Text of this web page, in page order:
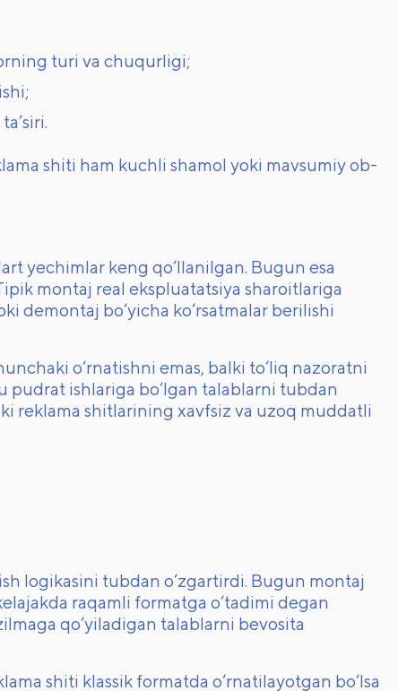
turi va chuqurligi;
shiti ham kuchli shamol yoki mavsumiy ob-
yechimlar keng qo‘llanilgan. Bugun esa
montaj real ekspluatatsiya sharoitlariga
demontaj bo‘yicha ko‘rsatmalar berilishi
o‘rnatishni emas, balki to‘liq nazoratni
ishlariga bo‘lgan talablarni tubdan
reklama shitlarining xavfsiz va uzoq muddatli
logikasini tubdan o‘zgartirdi. Bugun montaj
raqamli formatga o‘tadimi degan
qo‘yiladigan talablarni bevosita
shiti klassik formatda o‘rnatilayotgan bo‘lsa